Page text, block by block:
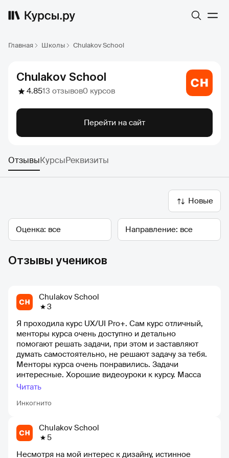
Главная Школы Chulakov School
Chulakov School
4.8513 отзывов0 курсов
Перейти на сайт
ОтзывыКурсыРеквизиты
Новые
Оценка Направление
Отзывы учеников
Chulakov School
3
Инкогнито
Я проходила курс UX/UI Pro+. Сам курс отличный,
менторы курса очень доступно и детально
помогают решать задачи, при этом и заставляют
думать самостоятельно, не решают задачу за тебя.
Менторы курса очень понравились. Задачи
интересные. Хорошие видеоуроки к курсу. Масса
полезной новой информации. Полезное и
поддержке школы. Как вход из графического
начинается стажировка. В рекламе написано
"поработаете над реальными кейсами". Нам на
Читать
Chulakov School
5
Несмотря на мой интерес к дизайну, истинное